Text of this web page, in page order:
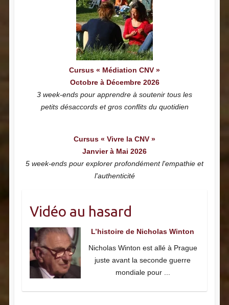
Cursus « Médiation CNV »
Octobre à Décembre 2026
3 week-ends pour apprendre à soutenir tous les
petits désaccords et gros conflits du quotidien
Cursus « Vivre la CNV »
Janvier à Mai 2026
5 week-ends pour explorer profondément l'empathie et
l'authenticité
Vidéo au hasard
L’histoire de Nicholas Winton
Nicholas Winton est allé à Prague
juste avant la seconde guerre
mondiale pour